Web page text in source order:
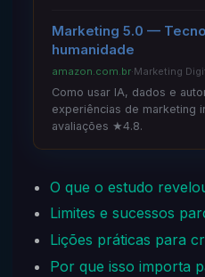
Marketing 5.0 —
humanidade
amazon.com.br·Marketing
Como usar IA, dados e
experiências de marketing
avaliações ★4.8.
O que o estudo
Limites e sucessos
Lições práticas para
Por que isso importa